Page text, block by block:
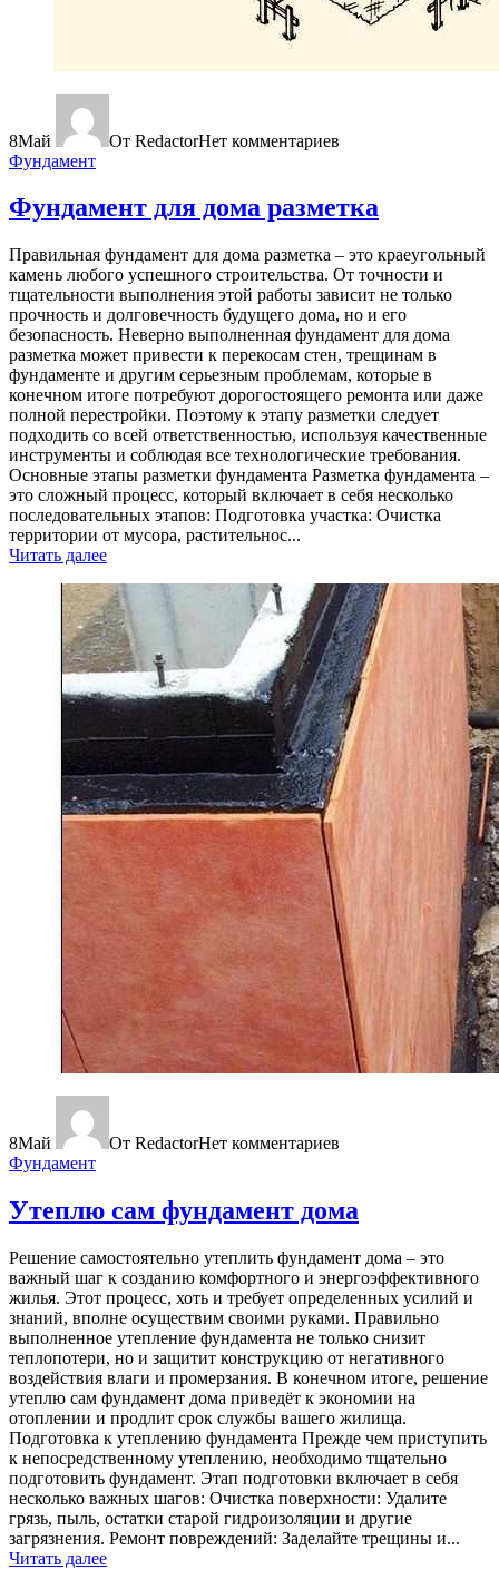
8Май От RedactorНет комментариев
Фундамент
Фундамент для дома разметка
Правильная фундамент для дома разметка – это краеугольный
камень любого успешного строительства. От точности и
тщательности выполнения этой работы зависит не только
прочность и долговечность будущего дома, но и его
безопасность. Неверно выполненная фундамент для дома
разметка может привести к перекосам стен, трещинам в
фундаменте и другим серьезным проблемам, которые в
конечном итоге потребуют дорогостоящего ремонта или даже
полной перестройки. Поэтому к этапу разметки следует
подходить со всей ответственностью, используя качественные
инструменты и соблюдая все технологические требования.
Основные этапы разметки фундамента Разметка фундамента –
это сложный процесс, который включает в себя несколько
последовательных этапов: Подготовка участка: Очистка
территории от мусора, растительнос...
Читать далее
8Май От RedactorНет комментариев
Фундамент
Утеплю сам фундамент дома
Решение самостоятельно утеплить фундамент дома – это
важный шаг к созданию комфортного и энергоэффективного
жилья. Этот процесс, хоть и требует определенных усилий и
знаний, вполне осуществим своими руками. Правильно
выполненное утепление фундамента не только снизит
теплопотери, но и защитит конструкцию от негативного
воздействия влаги и промерзания. В конечном итоге, решение
утеплю сам фундамент дома приведёт к экономии на
отоплении и продлит срок службы вашего жилища.
Подготовка к утеплению фундамента Прежде чем приступить
к непосредственному утеплению, необходимо тщательно
подготовить фундамент. Этап подготовки включает в себя
несколько важных шагов: Очистка поверхности: Удалите
грязь, пыль, остатки старой гидроизоляции и другие
загрязнения. Ремонт повреждений: Заделайте трещины и...
Читать далее